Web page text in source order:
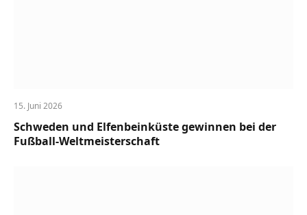
15. Juni 2026
Schweden und Elfenbeinküste gewinnen bei der
Fußball-Weltmeisterschaft